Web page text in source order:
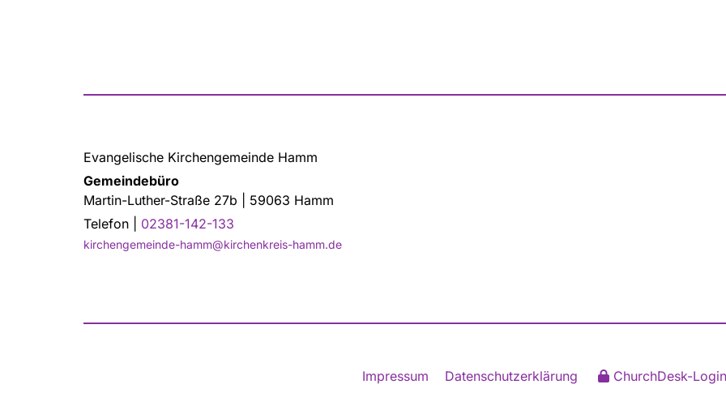
Evangelische Kirchengemeinde Hamm
Gemeindebüro
Martin-Luther-Straße 27b | 59063 Hamm
Telefon | 02381-142-133
kirchengemeinde-hamm@kirchenkreis-hamm.de
Impressum Datenschutzerklärung ChurchDesk-Login